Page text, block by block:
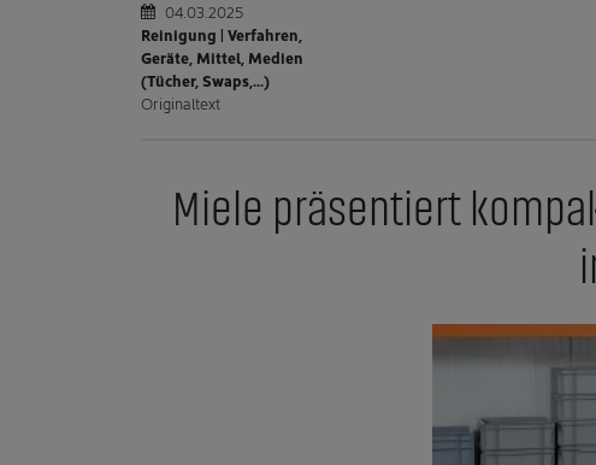
04.03.2025
Reinigung | Verfahren,
Geräte, Mittel, Medien
(Tücher, Swaps,...)
Originaltext
Miele präsentiert